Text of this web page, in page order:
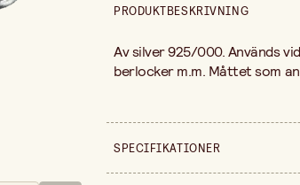
PRODUKTBESKRIVNING
Av silver 925/000. Används
berlocker m.m. Måttet som
SPECIFIKATIONER